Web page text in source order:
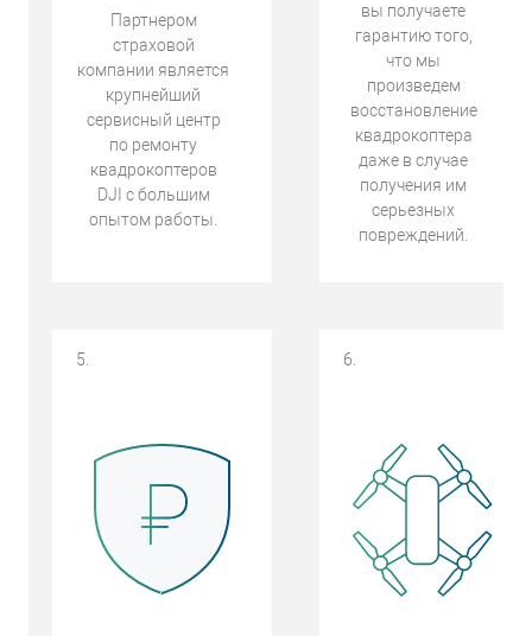
Партнером
страховой
компании является
крупнейший
сервисный центр
по ремонту
квадрокоптеров
DJI с большим
опытом работы.
вы получаете
гарантию того,
что мы
произведем
восстановление
квадрокоптера
даже в случае
получения им
серьезных
повреждений.
5. 6.